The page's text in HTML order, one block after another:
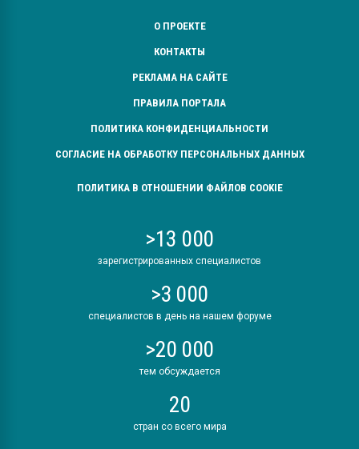
О ПРОЕКТЕ
КОНТАКТЫ
РЕКЛАМА НА САЙТЕ
ПРАВИЛА ПОРТАЛА
ПОЛИТИКА КОНФИДЕНЦИАЛЬНОСТИ
СОГЛАСИЕ НА ОБРАБОТКУ ПЕРСОНАЛЬНЫХ ДАННЫХ
ПОЛИТИКА В ОТНОШЕНИИ ФАЙЛОВ COOKIE
>13 000
зарегистрированных специалистов
>3 000
специалистов в день на нашем форуме
>20 000
тем обсуждается
20
стран со всего мира